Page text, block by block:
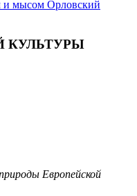
и мысом Орловский
КУЛЬТУРЫ
Европейской